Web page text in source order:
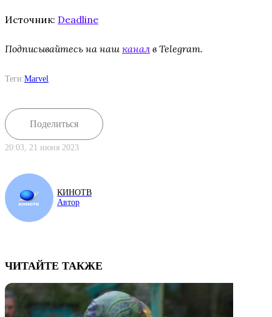
Источник: Deadline
Подписывайтесь на наш канал в Telegram.
Теги:Marvel
Поделиться
20:03, 21 июня 2023
КИНОТВ
Автор
ЧИТАЙТЕ ТАКЖЕ